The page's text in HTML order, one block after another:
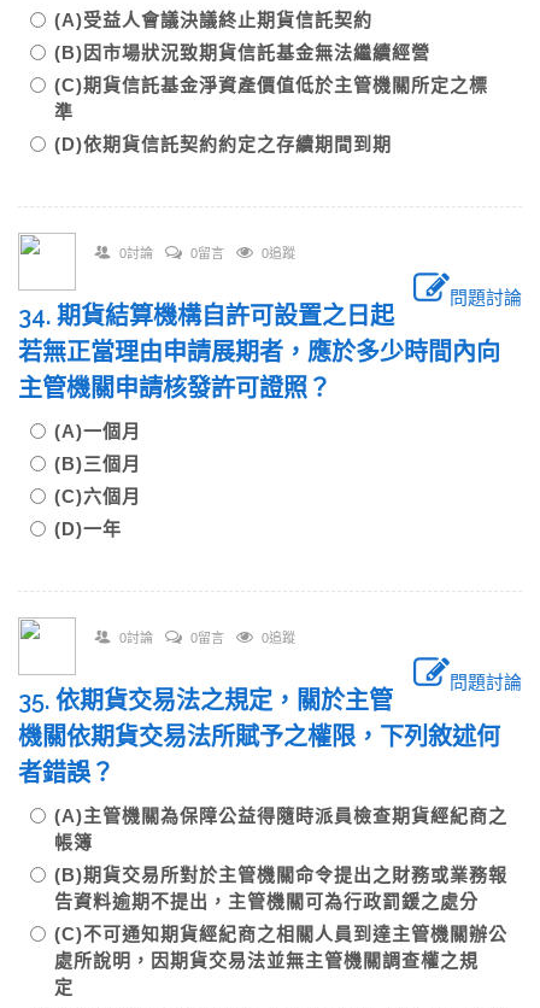
(A)受益人會議決議終止期貨信託契約
(B)因市場狀況致期貨信託基金無法繼續經營
(C)期貨信託基金淨資產價值低於主管機關所定之標
準
(D)依期貨信託契約約定之存續期間到期
0討論 0留言 0追蹤
問題討論
34. 期貨結算機構自許可設置之日起
若無正當理由申請展期者，應於多少時間內向
主管機關申請核發許可證照？
(A)一個月
(B)三個月
(C)六個月
(D)一年
0討論 0留言 0追蹤
問題討論
35. 依期貨交易法之規定，關於主管
機關依期貨交易法所賦予之權限，下列敘述何
者錯誤？
(A)主管機關為保障公益得隨時派員檢查期貨經紀商之
帳簿
(B)期貨交易所對於主管機關命令提出之財務或業務報
告資料逾期不提出，主管機關可為行政罰鍰之處分
(C)不可通知期貨經紀商之相關人員到達主管機關辦公
處所說明，因期貨交易法並無主管機關調查權之規
定